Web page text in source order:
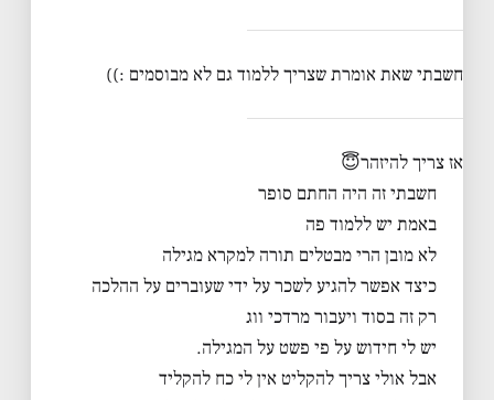
חשבתי שאת אומרת שצריך ללמוד גם לא מבוסמים :))
אז צריך להיזהר😇
חשבתי זה היה החתם סופר
באמת יש ללמוד פה
לא מובן הרי מבטלים תורה למקרא מגילה
כיצד אפשר להגיע לשכר על ידי שעוברים על ההלכה
רק זה בסוד ויעבור מרדכי ווג
יש לי חידוש על פי פשט על המגילה.
אבל אולי צריך להקליט אין לי כח להקליד